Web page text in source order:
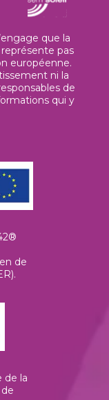
que la
pas
européenne.
ni la
de
qui y
de
de la